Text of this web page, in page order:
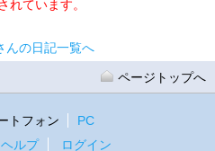
れています。
んの日記一覧へ
ページトップへ
トフォン
PC
ヘルプ ログイン